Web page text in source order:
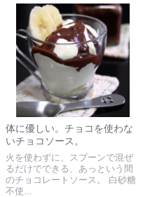
体に優しい。チョコを使わな
いチョコソース。
火を使わずに、スプーンで混ぜ
るだけでできる、あっという間
のチョコレートソース。 白砂糖
不使...